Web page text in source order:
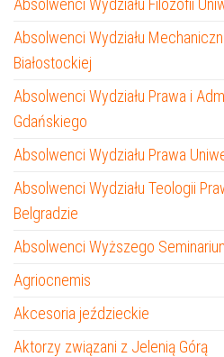
Absolwenci Wydziału Filozofii
Absolwenci Wydziału
Białostockiej
Absolwenci Wydziału Prawa i
Gdańskiego
Absolwenci Wydziału Prawa
Absolwenci Wydziału Teologii
Belgradzie
Absolwenci Wyższego
Agriocnemis
Akcesoria jeździeckie
Aktorzy związani z Jelenią Górą